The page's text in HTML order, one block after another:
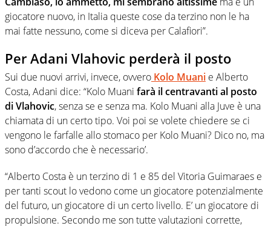
giocatore nuovo, in Italia queste cose da terzino non le ha
mai fatte nessuno, come si diceva per Calafiori”.
Per Adani Vlahovic perderà il posto
Sui due nuovi arrivi, invece, ovvero Kolo Muani e Alberto
Costa, Adani dice: “Kolo Muani farà il centravanti al posto
di Vlahovic, senza se e senza ma. Kolo Muani alla Juve è una
chiamata di un certo tipo. Voi poi se volete chiedere se ci
vengono le farfalle allo stomaco per Kolo Muani? Dico no, ma
sono d’accordo che è necessario’.
“Alberto Costa è un terzino di 1 e 85 del Vitoria Guimaraes e
per tanti scout lo vedono come un giocatore potenzialmente
del futuro, un giocatore di un certo livello. E’ un giocatore di
propulsione. Secondo me son tutte valutazioni corrette,